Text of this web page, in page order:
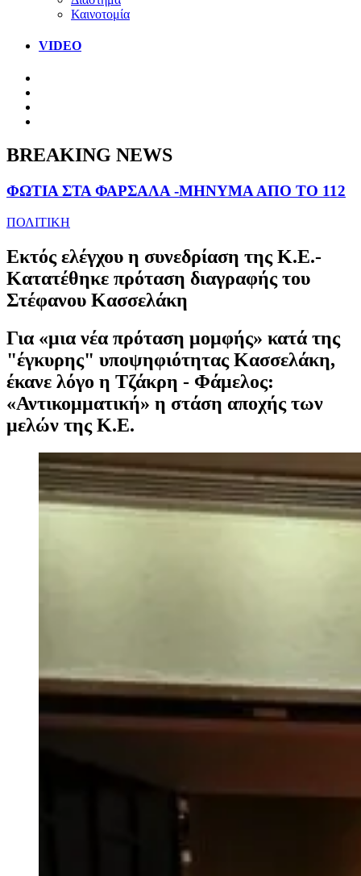
Καινοτομία
VIDEO
BREAKING NEWS
ΦΩΤΙΑ ΣΤΑ ΦΑΡΣΑΛΑ -ΜΗΝΥΜΑ ΑΠΟ ΤΟ 112
ΠΟΛΙΤΙΚΗ
Εκτός ελέγχου η συνεδρίαση της Κ.Ε.-
Κατατέθηκε πρόταση διαγραφής του
Στέφανου Κασσελάκη
Για «μια νέα πρόταση μομφής» κατά της
"έγκυρης" υποψηφιότητας Κασσελάκη,
έκανε λόγο η Τζάκρη - Φάμελος:
«Αντικομματική» η στάση αποχής των
μελών της Κ.Ε.